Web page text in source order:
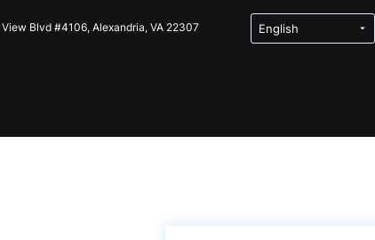
Blvd #4106, Alexandria, VA 22307